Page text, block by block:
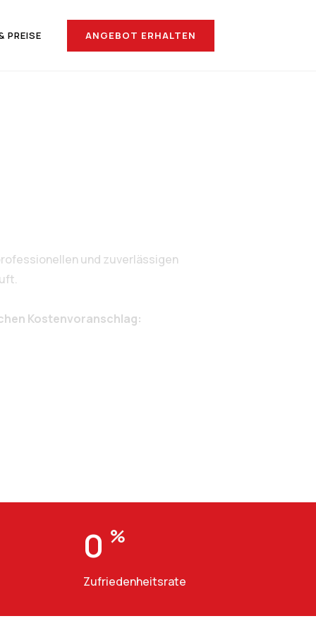
PREISE ANGEBOT ERHALTEN
und zuverlässigen
Kostenvoranschlag:
0 %
Zufriedenheitsrate